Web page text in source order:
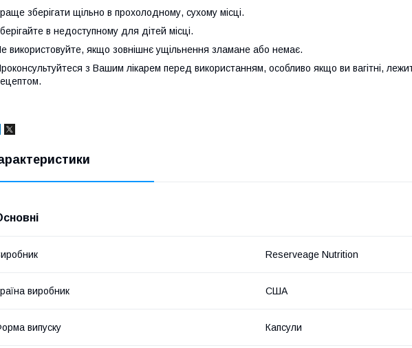
зберігати щільно в прохолодному, сухому місці.
в недоступному для дітей місці.
використовуйте, якщо зовнішнє ущільнення зламане або немає.
з Вашим лікарем перед використанням, особливо якщо ви вагітні,
Reserveage Nutrition
виробник США
випуску Капсули